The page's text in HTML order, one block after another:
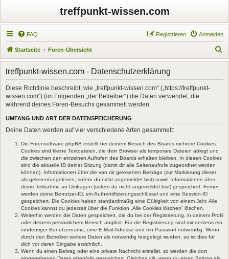
treffpunkt-wissen.com
FAQ Anmelden
Registrieren
Startseite Foren-Übersicht
u
treffpunkt-wissen.com - Datenschutzerklärung
Diese Richtlinie beschreibt, wie „treffpunkt-wissen.com“ („https://treffpunkt-
wissen.com“) (im Folgenden „der Betreiber“) die Daten verwendet, die
während deines Foren-Besuchs gesammelt werden.
UMFANG UND ART DER DATENSPEICHERUNG
Deine Daten werden auf vier verschiedene Arten gesammelt:
Die Forensoftware phpBB erstellt bei deinem Besuch des Boards mehrere Cookies.
Cookies sind kleine Textdateien, die dein Browser als temporäre Dateien ablegt und
die zwischen den einzelnen Aufrufen des Boards erhalten bleiben. In diesen Cookies
sind die aktuelle ID deiner Sitzung (damit dir alle Seitenaufrufe zugeordnet werden
können), Informationen über die von dir gelesenen Beiträge (zur Markierung dieser
als gelesen/ungelesen; sofern du nicht angemeldet bist) sowie Informationen über
deine Teilnahme an Umfragen (sofern du nicht angemeldet bist) gespeichert. Ferner
werden deine Benutzer-ID, ein Authentifizierungsschlüssel und eine Session-ID
gespeichert. Die Cookies haben standardmäßig eine Gültigkeit von einem Jahr. Alle
Cookies kannst du jederzeit über die Funktion „Alle Cookies löschen“ löschen.
Weiterhin werden die Daten gespeichert, die du bei der Registrierung, in deinem Profil
oder deinem persönlichem Bereich angibst. Für die Registrierung sind mindestens ein
eindeutiger Benutzername, eine E-Mail-Adresse und ein Passwort notwendig. Wenn
durch den Betreiber weitere Daten als notwendig festgelegt wurden, so ist dies für
dich vor deren Eingabe ersichtlich.
Wenn du einen Beitrag oder eine private Nachricht erstellst, so werden die dort